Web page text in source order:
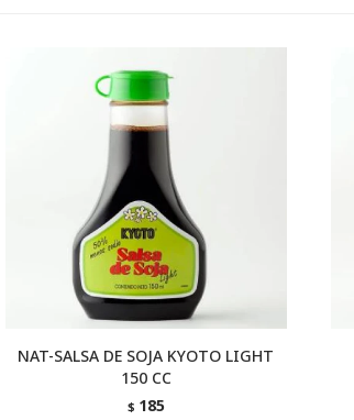
NAT-SALSA DE SOJA KYOTO LIGHT
150 CC
$ 185